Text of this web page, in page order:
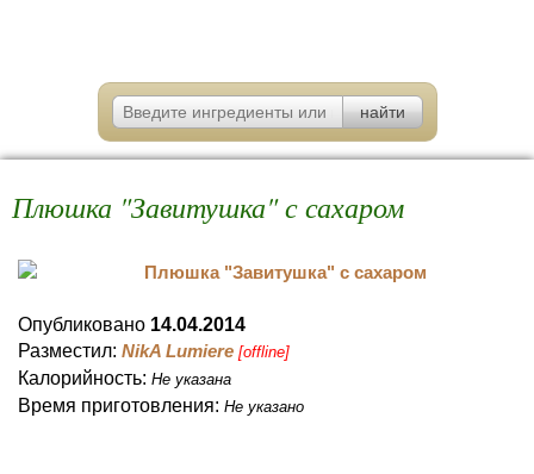
Плюшка "Завитушка" с сахаром
Опубликовано 14.04.2014
Разместил: NikA Lumiere [offline]
Калорийность: Не указана
Время приготовления: Не указано